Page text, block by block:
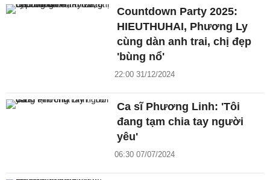
Countdown Party 2025:
HIEUTHUHAI, Phương Ly
cùng dàn anh trai, chị đẹp
'bùng nổ'
22:00 31/12/2024
Ca sĩ Phương Linh: 'Tôi
đang tạm chia tay người
yêu'
06:30 07/07/2024